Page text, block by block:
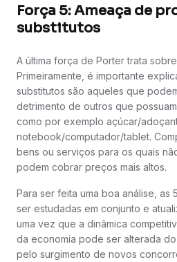
Força 5: Ameaça de
substitutos
A última força de Porter trata
Primeiramente, é importante
substitutos são aqueles que
detrimento de outros que
como por exemplo açúcar/
notebook/computador/tablet.
bens ou serviços para os quais
podem cobrar preços mais altos.
Para ser feita uma boa análise, as
ser estudadas em conjunto e
uma vez que a dinâmica
da economia pode ser alterada
pelo surgimento de novos